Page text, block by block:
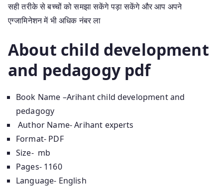
सही तरीके से बच्चों को समझा सकेंगे पड़ा सकेंगे और आप अपने
एग्जामिनेशन में भी अधिक नंबर ला
About child development
and pedagogy pdf
Book Name –Arihant child development and
pedagogy
Author Name- Arihant experts
Format- PDF
Size- mb
Pages- 1160
Language- English